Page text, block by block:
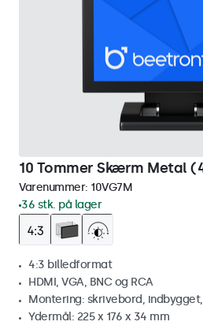
10 Tommer Skærm Metal
Varenummer: 10VG7M
36 stk. på lager
4:3 billedformat
HDMI, VGA, BNC og RCA
Montering: skrivebord,
Ydermål: 225 x 176 x 34 mm